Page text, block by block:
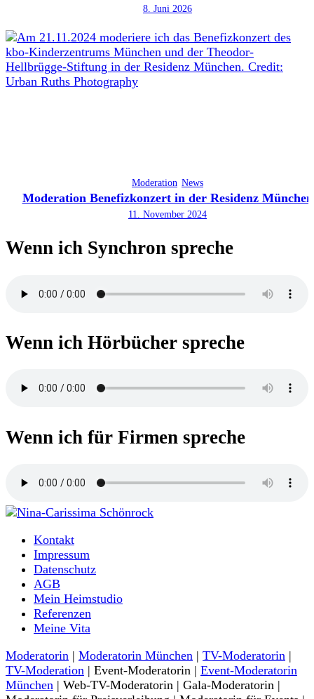
8. Juni 2026
Moderation News
Moderation Benefizkonzert in der Residenz München
11. November 2024
Wenn ich Synchron spreche
Wenn ich Hörbücher spreche
Wenn ich für Firmen spreche
Nina-Carissima Schönrock
Moderatorin und Sprecherin
Kontakt
Impressum
Datenschutz
AGB
Mein Heimstudio
Referenzen
Meine Vita
Moderatorin | Moderatorin München | TV-Moderatorin |
TV-Moderation | Event-Moderatorin | Event-Moderatorin
München | Web-TV-Moderatorin | Gala-Moderatorin |